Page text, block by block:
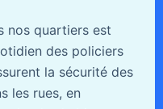
nos quartiers est
des policiers
la sécurité des
les rues, en